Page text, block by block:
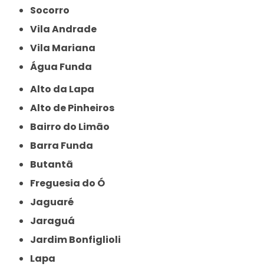
Socorro
Vila Andrade
Vila Mariana
Água Funda
Alto da Lapa
Alto de Pinheiros
Bairro do Limão
Barra Funda
Butantã
Freguesia do Ó
Jaguaré
Jaraguá
Jardim Bonfiglioli
Lapa